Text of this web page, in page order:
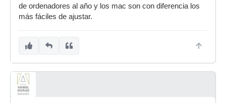
de ordenadores al año y los mac son con diferencia los
más fáciles de ajustar.